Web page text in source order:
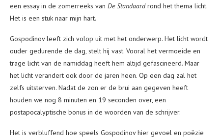
een essay in de zomerreeks van De Standaardrond het thema licht.
Het is een stuk naar mijn hart.
Gospodinov leeft zich volop uit met het onderwerp. Het licht wordt
ouder gedurende de dag, stelt hij vast. Vooral het vermoeide en
trage licht van de namiddag heeft hem altijd gefascineerd. Maar
het licht verandert ook door de jaren heen. Op een dag zal het
zelfs uitsterven. Nadat de zon er de brui aan gegeven heeft
houden we nog 8 minuten en 19 seconden over, een
postapocalyptische bonus in de woorden van de schrijver.
Het is verbluffend hoe speels Gospodinov hier gevoel en poëzie